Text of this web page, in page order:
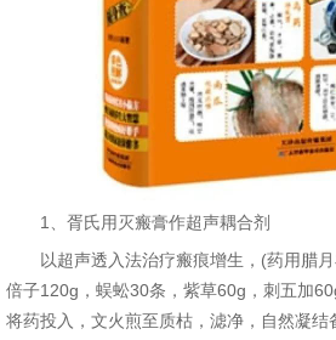
1、胥氏用灭瘢膏作超声耦合剂
以超声透入法治疗瘢痕增生，(药用腊月
倍子120g，蜈蚣30条，紫草60g，刺五加
将药投入，文火煎至质枯，滤净，自然凝结